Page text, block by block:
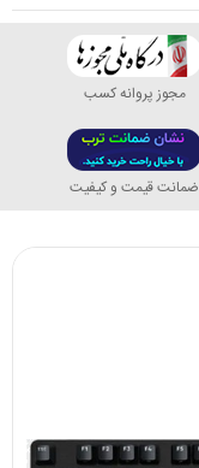
مجوز پروانه کسب
ضمانت قیمت و کیفیت